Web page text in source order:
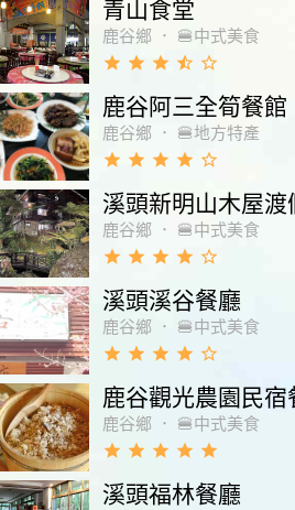
青山食堂
鹿谷鄉 ． 🍔中式美食
grade grade grade star_half star_border
鹿谷阿三全筍餐館
鹿谷鄉 ． 🍔地方特產
grade grade grade grade star_border
溪頭新明山木屋渡
鹿谷鄉 ． 🍔中式美食
grade grade grade grade star_border
溪頭溪谷餐廳
鹿谷鄉 ． 🍔中式美食
grade grade grade grade star_border
鹿谷觀光農園民宿
鹿谷鄉 ． 🍔中式美食
grade grade grade grade grade
溪頭福林餐廳